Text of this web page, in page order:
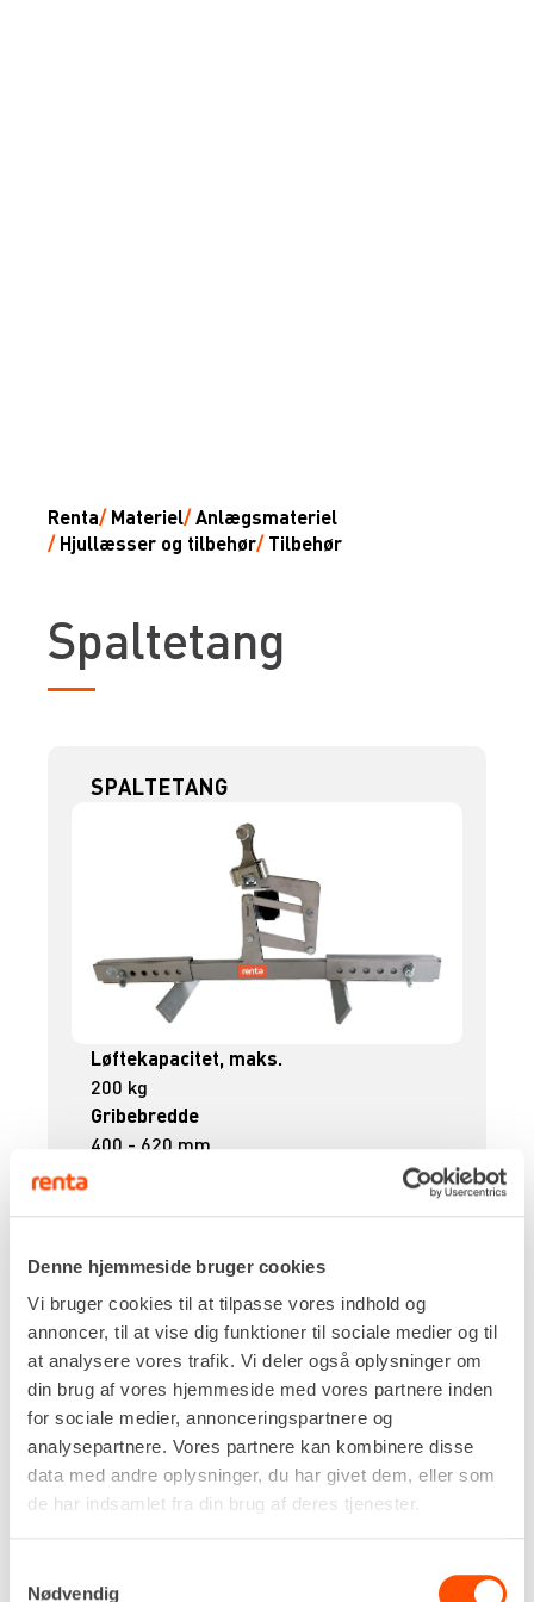
Denne hjemmeside bruger cookies
Vi bruger cookies til at tilpasse vores indhold og
annoncer, til at vise dig funktioner til sociale medier og til
at analysere vores trafik. Vi deler også oplysninger om
din brug af vores hjemmeside med vores partnere inden
for sociale medier, annonceringspartnere og
analysepartnere. Vores partnere kan kombinere disse
data med andre oplysninger, du har givet dem, eller som
de har indsamlet fra din brug af deres tjenester.
Nødvendig
Renta/ Materiel/Anlægsmateriel
/ Hjullæsser og tilbehør/ Tilbehør
Spaltetang
SPALTETANG
Løftekapacitet, maks.
200 kg
Gribebredde
400 - 620 mm
50 mm
7,0 kg
Pr. dag DKK 231,00
Renta udlejer kun til erhverv. Gyldigt CVR-
nummer er påkrævet.